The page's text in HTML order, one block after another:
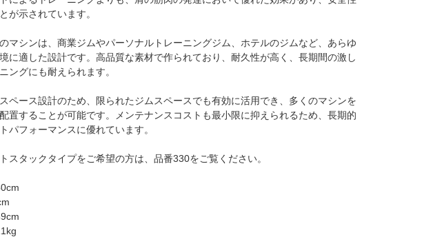
が示されています。
マシンは、商業ジムやパーソナルトレーニングジム、ホテルのジムなど、あらゆ
に適した設計です。高品質な素材で作られており、耐久性が高く、長期間の激し
ングにも耐えられます。
ペース設計のため、限られたジムスペースでも有効に活用でき、多くのマシンを
置することが可能です。メンテナンスコストも最小限に抑えられるため、長期的
パフォーマンスに優れています。
スタックタイプをご希望の方は、品番330をご覧ください。